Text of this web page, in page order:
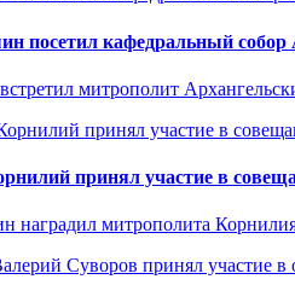
посетил кафедральный
митрополит
принял участие в
наградил митрополита